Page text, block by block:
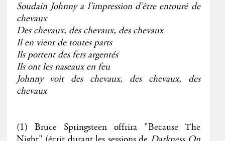
Soudain Johnny a l’impression d’être entouré de
chevaux
Des chevaux, des chevaux, des chevaux
Il en vient de toutes parts
Ils portent des fers argentés
Ils ont les naseaux en feu
Johnny voit des chevaux, des chevaux, des
chevaux
(1) Bruce Springsteen offrira "Because The